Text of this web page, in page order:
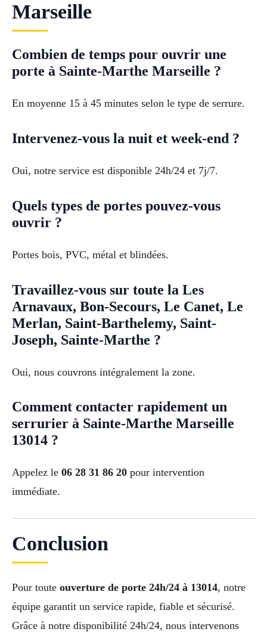
Marseille
Combien de temps pour ouvrir une
porte à Sainte-Marthe Marseille ?
En moyenne 15 à 45 minutes selon le type de serrure.
Intervenez-vous la nuit et week-end ?
Oui, notre service est disponible 24h/24 et 7j/7.
Quels types de portes pouvez-vous
ouvrir ?
Portes bois, PVC, métal et blindées.
Travaillez-vous sur toute la Les
Arnavaux, Bon-Secours, Le Canet, Le
Merlan, Saint-Barthelemy, Saint-
Joseph, Sainte-Marthe ?
Oui, nous couvrons intégralement la zone.
Comment contacter rapidement un
serrurier à Sainte-Marthe Marseille
13014 ?
Appelez le 06 28 31 86 20 pour intervention
immédiate.
Conclusion
Pour toute ouverture de porte 24h/24 à 13014, notre
équipe garantit un service rapide, fiable et sécurisé.
Grâce à notre disponibilité 24h/24, nous intervenons